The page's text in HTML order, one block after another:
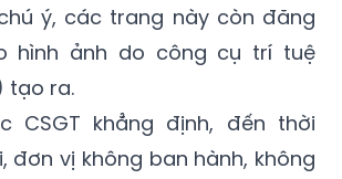
ý, các trang này còn đăng
hình ảnh do công cụ trí tuệ
tạo ra.
CSGT khẳng định, đến thời
đơn vị không ban hành, không